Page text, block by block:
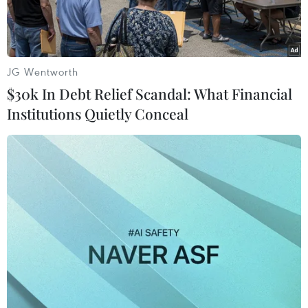
Số liệu của Tổng cục Thống kê vừa công bố cho
biết, tính chung, 10 thángđầu năm, tổng giá trị
xuất khẩu hàng hóa của cả nước đạt trên 78 tỷ
[Kim ngạch xuất khẩu của VN sang Mỹ tăng
20,7%]
Đóng góp chủ yếu vào mức tăng này đến từ mặt
hàng dệt may, với tổng kimngạch xuất khẩu gần
11,7 tỷ USD trong mười tháng qua, tăng 29,4 %
so với cùng kỳnăm 2010. Trong đó, Hoa Kỳ là
đối tác lớn nhất nhập khẩu hàng dệt may của
ViệtNam, tiếp đến là EU và Nhật Bản.
JG Wentworth
$30k In Debt Relief Scandal: What Financial
Institutions Quietly Conceal